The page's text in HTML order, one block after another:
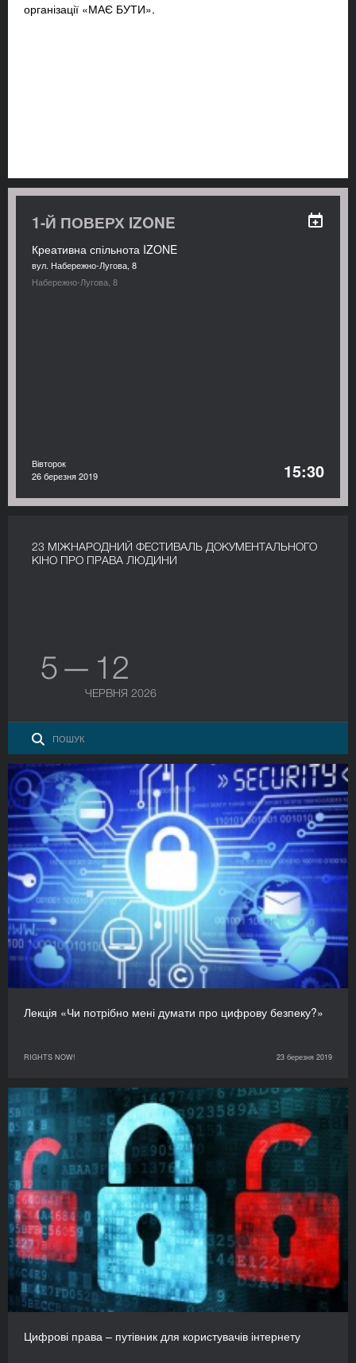
організації «МАЄ БУТИ».
1-Й ПОВЕРХ IZONE
Креативна спільнота IZONE
вул. Набережно-Лугова, 8
Набережно-Лугова, 8
Вівторок
26 березня 2019
15:30
23 МІЖНАРОДНИЙ ФЕСТИВАЛЬ ДОКУМЕНТАЛЬНОГО
КІНО ПРО ПРАВА ЛЮДИНИ
5 — 12
ЧЕРВНЯ 2026
Лекція «Чи потрібно мені думати про цифрову безпеку?»
RIGHTS NOW! 23 березня 2019
Цифрові права – путівник для користувачів інтернету